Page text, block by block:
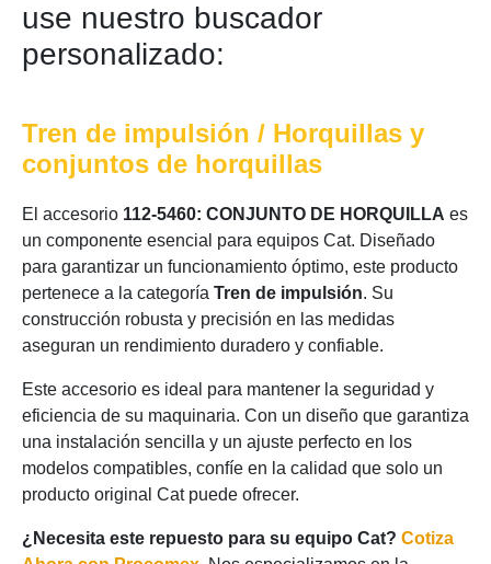
use nuestro buscador
personalizado:
Tren de impulsión / Horquillas y
conjuntos de horquillas
El accesorio 112-5460: CONJUNTO DE HORQUILLA es
un componente esencial para equipos Cat. Diseñado
para garantizar un funcionamiento óptimo, este producto
pertenece a la categoría Tren de impulsión. Su
construcción robusta y precisión en las medidas
aseguran un rendimiento duradero y confiable.
Este accesorio es ideal para mantener la seguridad y
eficiencia de su maquinaria. Con un diseño que garantiza
una instalación sencilla y un ajuste perfecto en los
modelos compatibles, confíe en la calidad que solo un
producto original Cat puede ofrecer.
¿Necesita este repuesto para su equipo Cat? Cotiza